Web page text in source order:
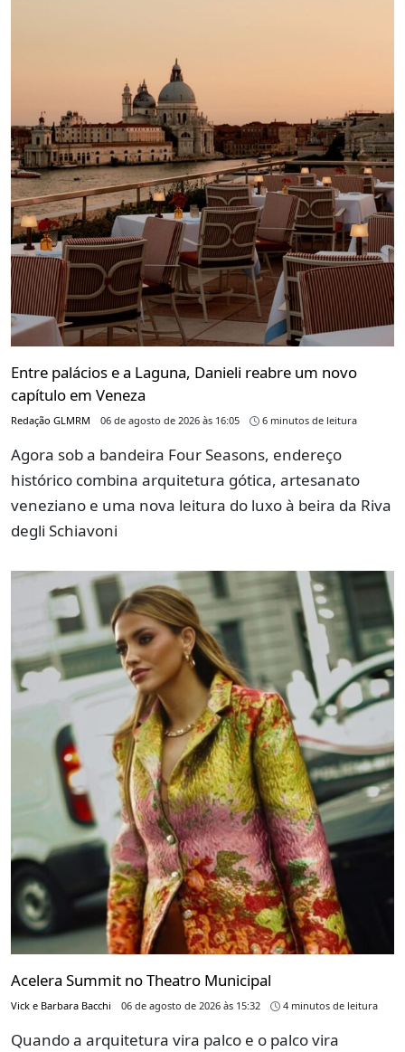
Entre palácios e a Laguna, Danieli reabre um novo
capítulo em Veneza
Redação GLMRM 06 de agosto de 2026 às 16:05 6 minutos de leitura
Agora sob a bandeira Four Seasons, endereço
histórico combina arquitetura gótica, artesanato
veneziano e uma nova leitura do luxo à beira da Riva
degli Schiavoni
Acelera Summit no Theatro Municipal
Vick e Barbara Bacchi 06 de agosto de 2026 às 15:32 4 minutos de leitura
Quando a arquitetura vira palco e o palco vira